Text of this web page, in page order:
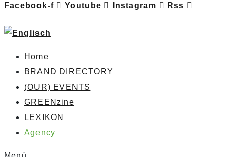
Facebook-f Youtube Instagram Rss
Home
BRAND DIRECTORY
(OUR) EVENTS
GREENzine
LEXIKON
Agency